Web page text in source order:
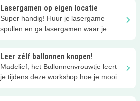
Lasergamen op eigen locatie
Super handig! Huur je lasergame
spullen en ga lasergamen waar je
Leer zélf ballonnen knopen!
Madelief, het Ballonnenvrouwtje leert
je tijdens deze workshop hoe je mooie